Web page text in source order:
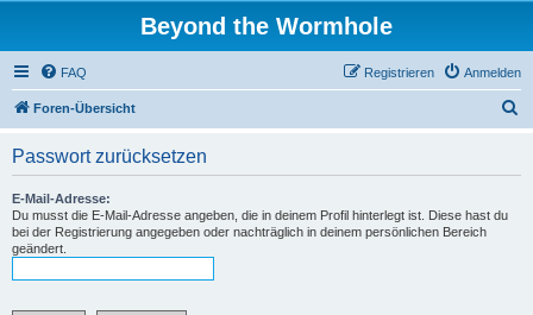
Beyond the Wormhole
FAQ Anmelden
Registrieren
Foren-Übersicht
Passwort zurücksetzen
E-Mail-Adresse:
Du musst die E-Mail-Adresse angeben, die in deinem Profil hinterlegt ist. Diese hast du
bei der Registrierung angegeben oder nachträglich in deinem persönlichen Bereich
geändert.